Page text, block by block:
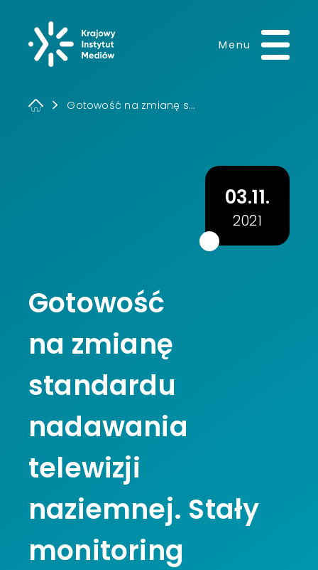
Krajowy Instytut
Menu
Gotowość na zmianę s...
Gotowość
na zmianę
standardu
nadawania
telewizji
naziemnej. Stały
monitoring
03.11.
2021